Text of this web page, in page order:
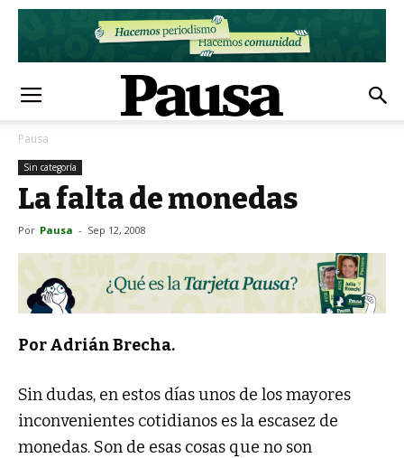
Pausa
Sin categoría
La falta de monedas
Por Pausa - Sep 12, 2008
Por Adrián Brecha.
Sin dudas, en estos días unos de los mayores
inconvenientes cotidianos es la escasez de
monedas. Son de esas cosas que no son